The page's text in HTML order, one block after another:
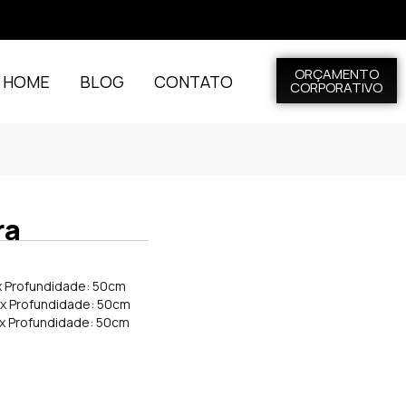
BLOG CONTATO ORÇAMENTO
CORPORATIVO
Profundidade: 50cm
Profundidade: 50cm
Profundidade: 50cm